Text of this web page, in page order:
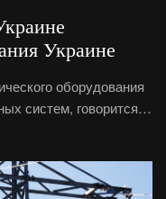
Украине
оборудования
систем, говорится в